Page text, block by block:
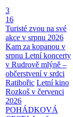
3
16
Turisté zvou na své
akce v srpnu 2026
Kam za kopanou v
srpnu Letní koncerty
v Rudrově mlýně –
občerstvení v srdci
Ratibořic Letní kino
Rozkoš v červenci
2026
POHÁDKOVÁ